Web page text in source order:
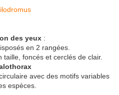
des yeux :
en 2 rangées.
foncés et cerclés de clair.
avec des motifs variables
espèces.